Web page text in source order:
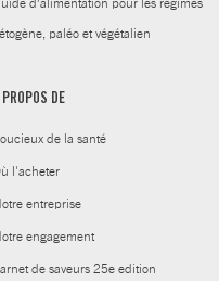
d’alimentation pour les régimes
paléo et végétalien
PROPOS DE
de la santé
l'acheter
entreprise
engagement
de saveurs 25e edition